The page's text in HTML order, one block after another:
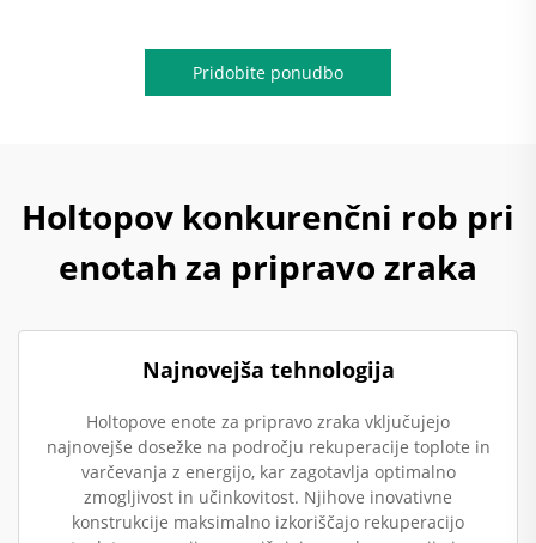
Pridobite ponudbo
Holtopov konkurenčni rob pri
enotah za pripravo zraka
Najnovejša tehnologija
Holtopove enote za pripravo zraka vključujejo
najnovejše dosežke na področju rekuperacije toplote in
varčevanja z energijo, kar zagotavlja optimalno
zmogljivost in učinkovitost. Njihove inovativne
konstrukcije maksimalno izkoriščajo rekuperacijo